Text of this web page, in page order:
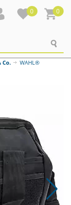
0 0
Co.
WAHL®